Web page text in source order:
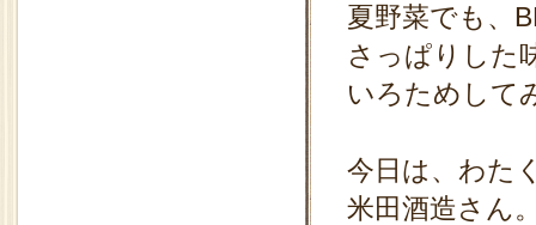
夏野菜でも、
さっぱりした
いろためして
今日は、わた
米田酒造さん